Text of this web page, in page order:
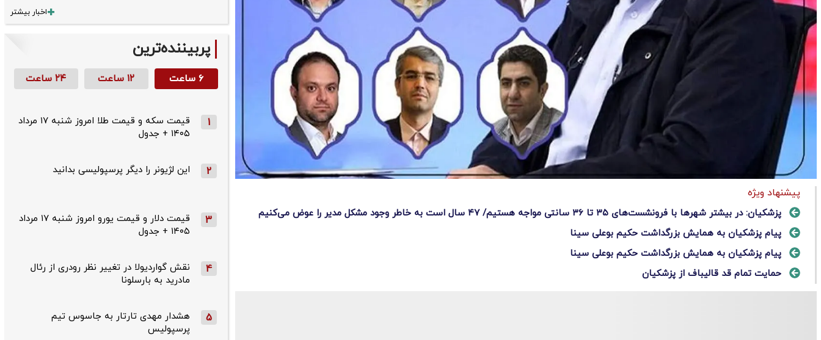
پیشنهاد ویژه
پزشکیان: در بیشتر شهرها با فرونشست‌های ۳۵ تا ۳۶ سانتی مواجه هستیم/ ۴۷ سال است به خاطر وجود مشکل مدیر را عوض می‌کنیم
پیام پزشکیان به همایش بزرگداشت حکیم بوعلی سینا
پیام پزشکیان به همایش بزرگداشت حکیم بوعلی سینا
حمایت تمام قد قالیباف از پزشکیان
اخبار بیشتر
پربیننده‌ترین
۶ ساعت ۱۲ ساعت ۲۴ ساعت
1
قیمت سکه و قیمت طلا امروز شنبه ۱۷ مرداد
۱۴۰۵ + جدول
2 این لژیونر را دیگر پرسپولیسی بدانید
3
قیمت دلار و قیمت یورو امروز شنبه ۱۷ مرداد
۱۴۰۵ + جدول
4
نقش گواردیولا در تغییر نظر رودری از رئال
مادرید به بارسلونا
5
هشدار مهدی تارتار به جاسوس تیم
پرسپولیس